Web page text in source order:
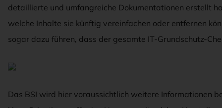
detaillierte und umfangreiche Dokumentationen erstellt
welche Inhalte sie künftig vereinfachen oder entfernen
sogar dazu führen, dass der gesamte IT-Grundschutz-
Das BSI wird hier voraussichtlich weitere Informationen